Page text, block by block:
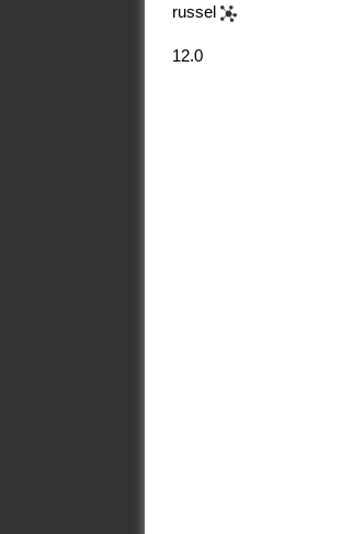
russel
12.0